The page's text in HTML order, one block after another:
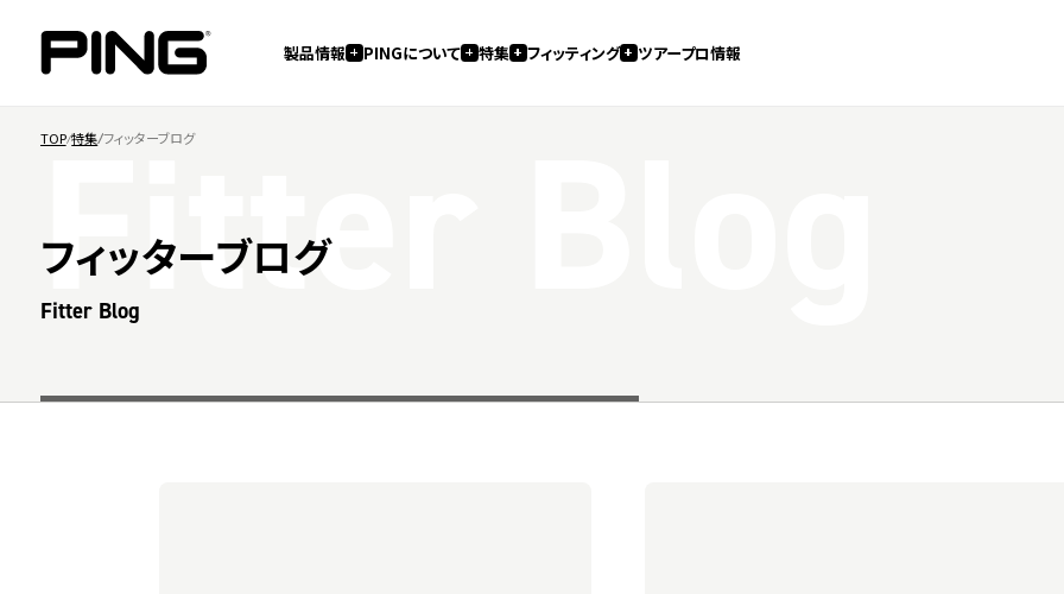
製品情報 PINGについて 特集 フィッティング ツアープロ情報
TOP 特集 フィッターブログ
Fitter Blog
フィッターブログ
Fitter Blog